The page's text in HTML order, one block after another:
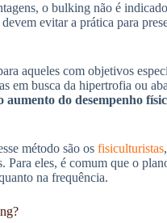
o bulking não é
evitar a prática para
aqueles com objetivos
em busca da hipertrofia ou
do desempenho
método são os fisiculturistas
Para eles, é comum que o
na frequência.